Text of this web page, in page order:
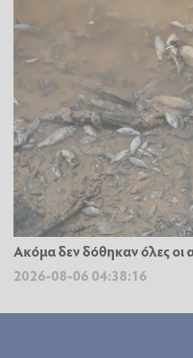
Ακόμα δεν δόθηκαν όλες οι
2026-08-06 04:38:16